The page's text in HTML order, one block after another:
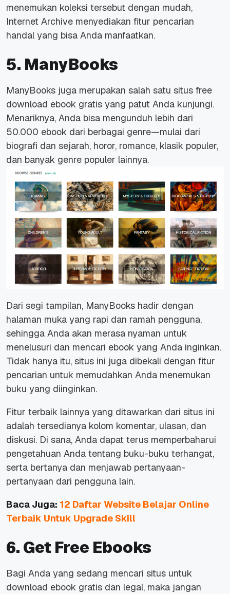
menemukan koleksi tersebut dengan mudah,
Internet Archive menyediakan fitur pencarian
handal yang bisa Anda manfaatkan.
5. ManyBooks
ManyBooks juga merupakan salah satu situs free
download ebook gratis yang patut Anda kunjungi.
Menariknya, Anda bisa mengunduh lebih dari
50.000 ebook dari berbagai genre—mulai dari
biografi dan sejarah, horor, romance, klasik populer,
dan banyak genre populer lainnya.
Dari segi tampilan, ManyBooks hadir dengan
halaman muka yang rapi dan ramah pengguna,
sehingga Anda akan merasa nyaman untuk
menelusuri dan mencari ebook yang Anda inginkan.
Tidak hanya itu, situs ini juga dibekali dengan fitur
pencarian untuk memudahkan Anda menemukan
buku yang diinginkan.
Fitur terbaik lainnya yang ditawarkan dari situs ini
adalah tersedianya kolom komentar, ulasan, dan
diskusi. Di sana, Anda dapat terus memperbaharui
pengetahuan Anda tentang buku-buku terhangat,
serta bertanya dan menjawab pertanyaan-
pertanyaan dari pengguna lain.
Baca Juga: 12 Daftar Website Belajar Online
Terbaik Untuk Upgrade Skill
6. Get Free Ebooks
Bagi Anda yang sedang mencari situs untuk
download ebook gratis dan legal, maka jangan